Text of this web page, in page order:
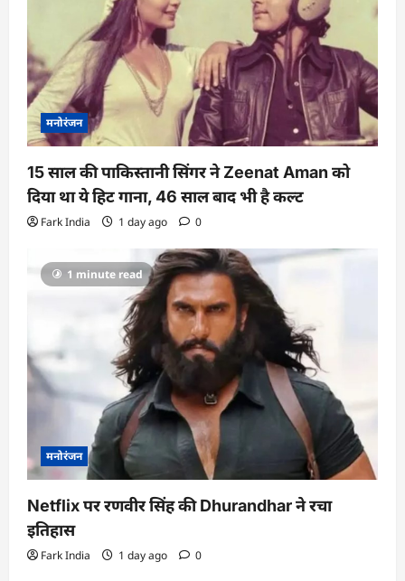
o
n
मनोरंजन
15 साल की पाकिस्तानी सिंगर ने Zeenat Aman को
दिया था ये हिट गाना, 46 साल बाद भी है कल्ट
Fark India 1 day ago 0
1 minute read
मनोरंजन
Netflix पर रणवीर सिंह की Dhurandhar ने रचा
इतिहास
Fark India 1 day ago 0